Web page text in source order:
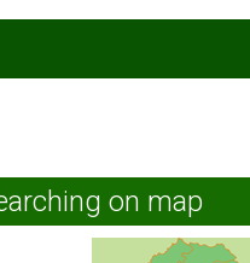
on map